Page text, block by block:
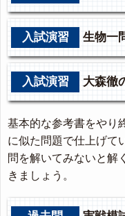
入試演習 生物一
入試演習 大森徹
基本的な参考書をやり
に似た問題で仕上げて
問を解いてみないと解
きましょう。